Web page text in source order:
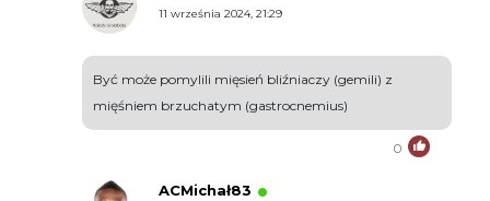
11 września 2024, 21:29
Być może pomylili mięsień bliźniaczy (gemili) z
mięśniem brzuchatym (gastrocnemius)
0
ACMichał83